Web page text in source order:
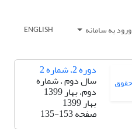
ورود به سامانه ENGLISH
دوره 2، شماره 2
سال دوم ، شماره
دوم، بهار 1399
بهار 1399
صفحه135-153